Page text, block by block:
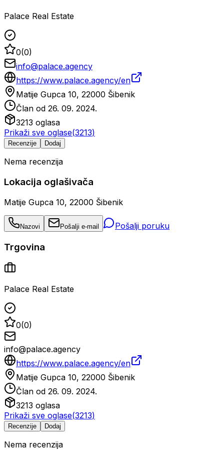
Palace Real Estate
0(0)
info@palace.agency
https://www.palace.agency/en
Matije Gupca 10, 22000 Šibenik
Član od 26. 09. 2024.
3213 oglasa
Prikaži sve oglase(3213)
Recenzije Dodaj
Nema recenzija
Lokacija oglašivača
Matije Gupca 10, 22000 Šibenik
Nazovi Pošalji e-mail Pošalji poruku
Trgovina
Palace Real Estate
0(0)
info@palace.agency
https://www.palace.agency/en
Matije Gupca 10, 22000 Šibenik
Član od 26. 09. 2024.
3213 oglasa
Prikaži sve oglase(3213)
Recenzije Dodaj
Nema recenzija